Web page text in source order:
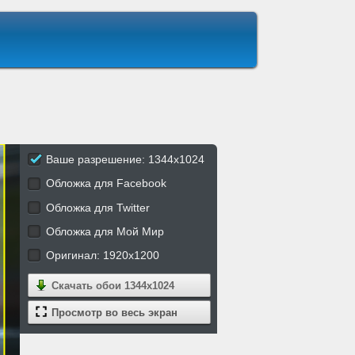
Ваше разрешение: 1344x1024
Обложка для Facebook
Обложка для Twitter
Обложка для Мой Мир
Оригинал: 1920x1200
Скачать обои 1344x1024
Просмотр во весь экран